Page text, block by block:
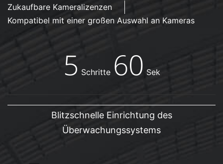
Zukaufbare Kameralizenzen
Kompatibel mit einer großen Auswahl an Kameras
5 Schritte 60 Sek
Blitzschnelle Einrichtung des
Überwachungssystems